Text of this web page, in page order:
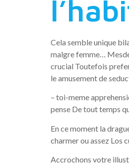
Cela semble unique
malgre femme…
crucial Toutefois
le amusement de
– toi-meme
pense De tout temps
En ce moment la
charmer ou assez Los
Accrochons votre